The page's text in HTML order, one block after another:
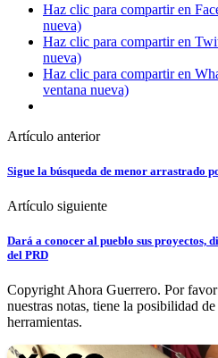
Haz clic para compartir en
nueva)
Haz clic para compartir en
nueva)
Haz clic para compartir en
ventana nueva)
Artículo anterior
Sigue la búsqueda de menor arrastrado
Artículo siguiente
Dará a conocer al pueblo sus proyectos,
del PRD
Copyright Ahora Guerrero. Por
nuestras notas, tiene la posibilidad
herramientas.